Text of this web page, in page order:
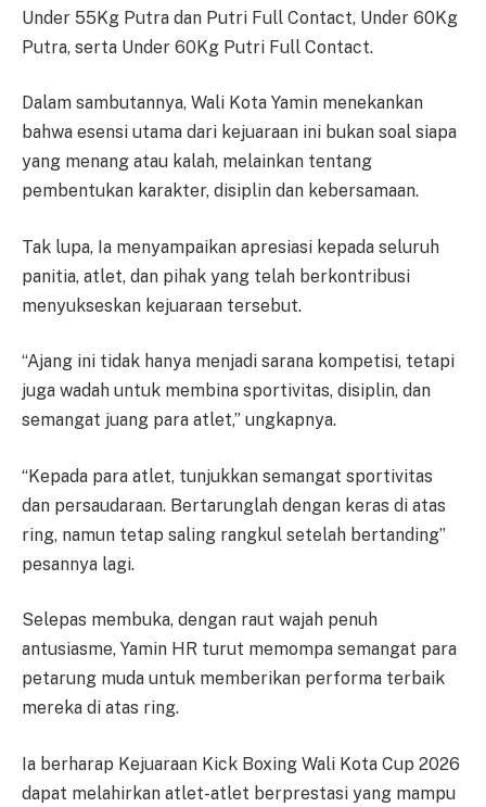
Under 55Kg Putra dan Putri Full Contact, Under 60Kg
Putra, serta Under 60Kg Putri Full Contact.
Dalam sambutannya, Wali Kota Yamin menekankan
bahwa esensi utama dari kejuaraan ini bukan soal siapa
yang menang atau kalah, melainkan tentang
pembentukan karakter, disiplin dan kebersamaan.
Tak lupa, Ia menyampaikan apresiasi kepada seluruh
panitia, atlet, dan pihak yang telah berkontribusi
menyukseskan kejuaraan tersebut.
“Ajang ini tidak hanya menjadi sarana kompetisi, tetapi
juga wadah untuk membina sportivitas, disiplin, dan
semangat juang para atlet,” ungkapnya.
“Kepada para atlet, tunjukkan semangat sportivitas
dan persaudaraan. Bertarunglah dengan keras di atas
ring, namun tetap saling rangkul setelah bertanding”
pesannya lagi.
Selepas membuka, dengan raut wajah penuh
antusiasme, Yamin HR turut memompa semangat para
petarung muda untuk memberikan performa terbaik
mereka di atas ring.
Ia berharap Kejuaraan Kick Boxing Wali Kota Cup 2026
dapat melahirkan atlet-atlet berprestasi yang mampu